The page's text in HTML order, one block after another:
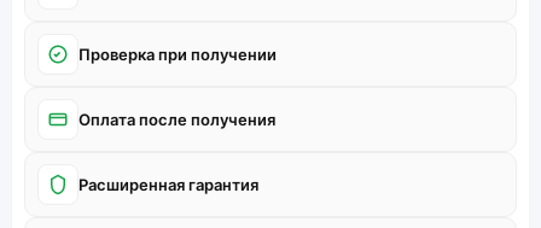
Проверка при получении
Оплата после получения
Расширенная гарантия